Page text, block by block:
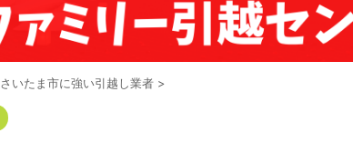
さいたま市に強い引越し業者 >